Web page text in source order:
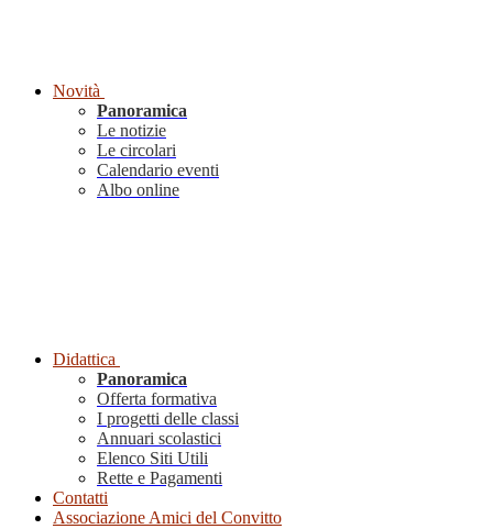
Novità
Panoramica
Le notizie
Le circolari
Calendario eventi
Albo online
Didattica
Panoramica
Offerta formativa
I progetti delle classi
Annuari scolastici
Elenco Siti Utili
Rette e Pagamenti
Contatti
Associazione Amici del Convitto